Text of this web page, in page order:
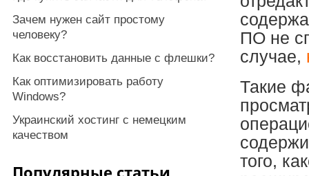
ПО не
случае,
Такие
того,
Зачем нужен сайт простому
человеку?
Как восстановить данные с флешки?
Как оптимизировать работу
Windows?
Украинский хостинг с немецким
качеством
Популярные статьи